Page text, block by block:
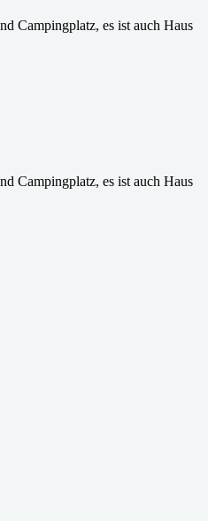
Campingplatz, es ist auch Haus
Campingplatz, es ist auch Haus